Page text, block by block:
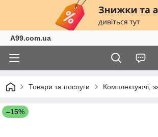
A99.com.ua
Товари та послуги Комплектуючі,
–15%